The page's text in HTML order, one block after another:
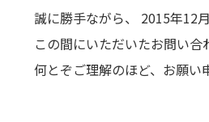
誠に勝手ながら、 2015年12
この間にいただいたお問い合
何とぞご理解のほど、お願い